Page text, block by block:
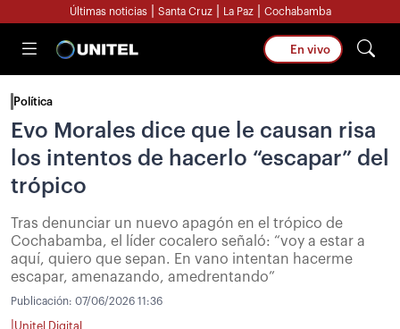
Últimas noticias Santa Cruz La Paz Cochabamba
En vivo
Política
Evo Morales dice que le causan risa
los intentos de hacerlo “escapar” del
trópico
Tras denunciar un nuevo apagón en el trópico de
Cochabamba, el líder cocalero señaló: “voy a estar a
aquí, quiero que sepan. En vano intentan hacerme
escapar, amenazando, amedrentando”
Publicación: 07/06/2026 11:36
Unitel Digital